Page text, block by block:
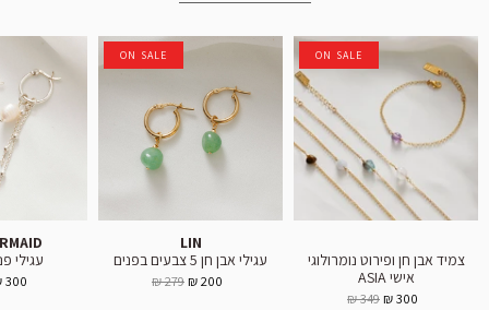
ON SALE
צמיד אבן חן ופירוט נומרולוגי
אישי ASIA
300 ₪
349 ₪
ON SALE
LIN
עגילי אבן חן 5 צבעים בפנים
200 ₪
279 ₪
עגילי
300 ₪